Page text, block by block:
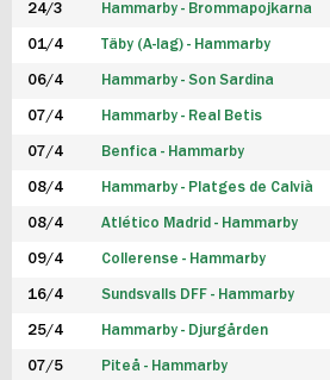
FUTSAL DAM
24/3 Hammarby - Brommapojkarna
01/4 Täby (A-lag) - Hammarby
06/4 Hammarby - Son Sardina
07/4 Hammarby - Real Betis
07/4 Benfica - Hammarby
08/4 Hammarby - Platges de Calvià
08/4 Atlético Madrid - Hammarby
09/4 Collerense - Hammarby
16/4 Sundsvalls DFF - Hammarby
25/4 Hammarby - Djurgården
07/5 Piteå - Hammarby